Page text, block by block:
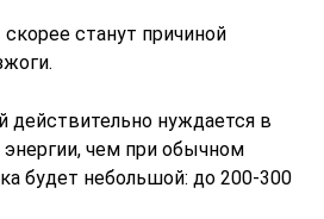
станут причиной
действительно нуждается в
чем при обычном
будет небольшой: до 200-300